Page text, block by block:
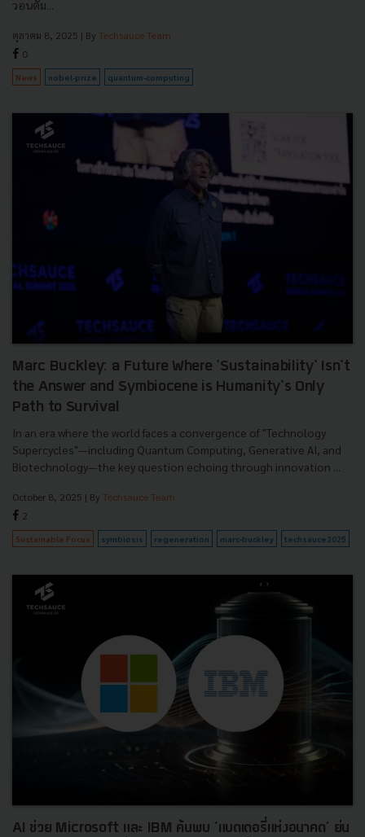
วอนตัม...
ตุลาคม 8, 2025 | By Techsauce Team
0
News nobel-prize quantum-computing
Marc Buckley: a Future Where 'Sustainability' Isn't
the Answer and Symbiocene is Humanity's Only
Path to Survival
In an era where the world faces a convergence of "Technology
Supercycles"—including Quantum Computing, Generative AI, and
Biotechnology—the key question echoing through innovation ...
October 8, 2025 | By Techsauce Team
2
Sustainable Focus symbiosis regeneration marc-buckley techsauce2025
AI ช่วย Microsoft และ IBM ค้นพบ ‘แบตเตอรี่แห่งอนาคต’ ย่น